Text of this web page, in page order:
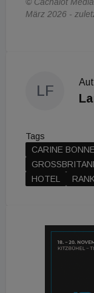
März 2026 -
LF
Tags
CARINE
HOTEL